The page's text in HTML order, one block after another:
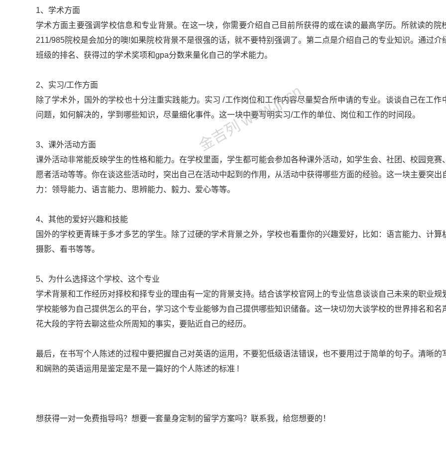
1、学术方面
学术方面主要强调学校信息和专业背景。在这一块，你需要介绍自己目前所获得的或在读的最高学历。所就读的院
211/985院校是会加分的噢!如果院校背景不是很强的话，就不要特别强调了。第二点是介绍自己的专业知识。通过介
班级的排名、获得过的学术奖项和gpa分数来量化自己的学术能力。
2、实习/工作方面
除了学术外，国外的学校也十分注重实践能力。实习 /工作岗位和工作内容尽量契合所申请的专业。谈谈自己在工作
问题，如何解决的，学到哪些知识，尽量细化事件。这一块中要写明实习/工作的单位、岗位和工作的时间段。
3、课外活动方面
课外活动非常能反映学生的性格和能力。在学校里面，学生都可能会参加各种课外活动，如学生会、社团、校园竞赛
愿者活动等等。你在谈这些活动时，突出自己在活动中起到的作用，从活动中获得哪些方面的经验。这一块主要突出
力：领导能力、语言能力、思辨能力、毅力、爱心等等。
4、其他的爱好兴趣和技能
国外的学校更青睐于多才多艺的学生。除了过硬的学术背景之外，学校也看重你的兴趣爱好，比如：语言能力、计算
摄影、看书等等。
5、为什么选择这个学校、这个专业
学术背景和工作经历对择校和择专业的理由有一定的背景支持。结合该学校官网上的专业信息谈谈自己未来的职业规
学校能够为自己提供怎么的平台，学习这个专业能够为自己提供哪些知识储备。这一块切勿大谈学校的世界排名和名
花大段的字符去聊这些众所周知的事实，要贴近自己的经历。
最后，在书写个人陈述的过程中要把握自己对英语的运用，不要犯低级语法错误，也不要用过于简单的句子。清晰的
和娴熟的英语运用是鉴定是不是一篇好的个人陈述的标准 !
想获得一对一免费指导吗？想要一套量身定制的留学方案吗？联系我，给您想要的！
金吉列 www.jjl.cn